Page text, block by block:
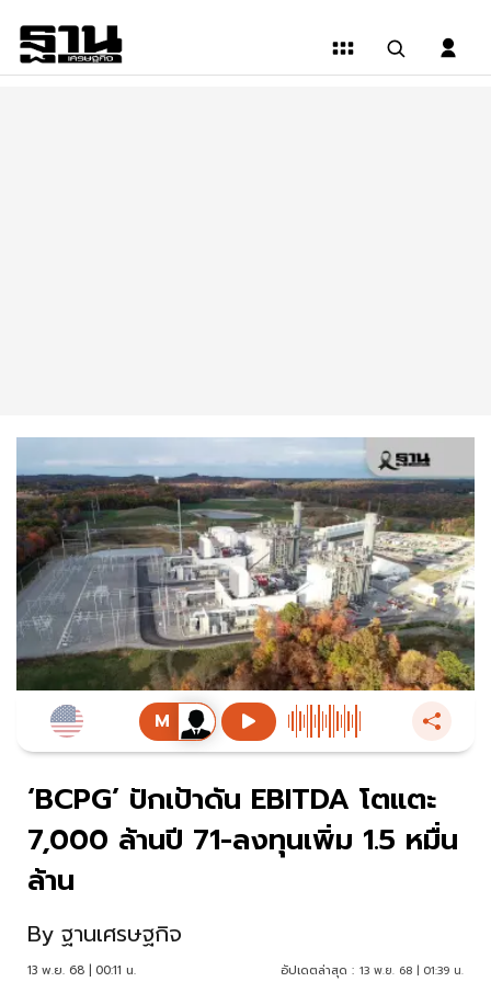
‘BCPG’ ปักเป้าดัน EBITDA โตแตะ
7,000 ล้านปี 71-ลงทุนเพิ่ม 1.5 หมื่น
ล้าน
By ฐานเศรษฐกิจ
13 พ.ย. 68 | 00:11 น. อัปเดตล่าสุด : 13 พ.ย. 68 | 01:39 น.